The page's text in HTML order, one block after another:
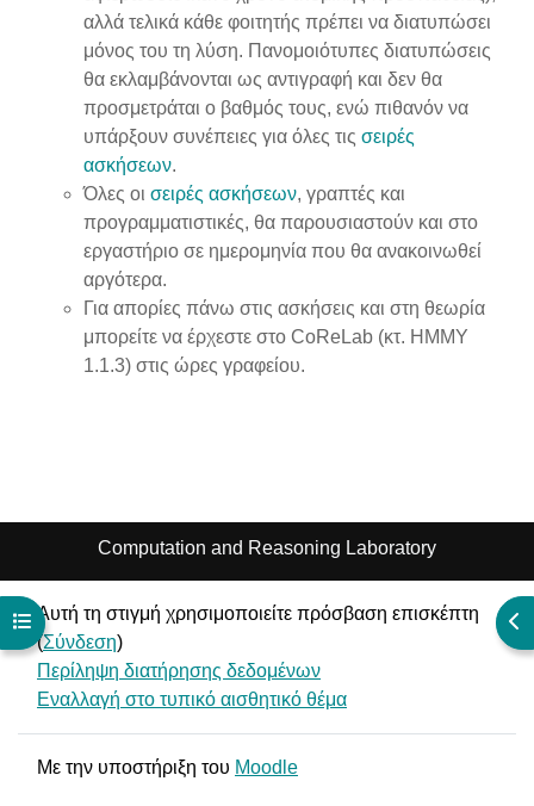
Άνοιγμα ευρετηρίου μαθήματος
αλλά τελικά κάθε φοιτητής πρέπει να διατυπώσει
μόνος του τη λύση. Πανομοιότυπες διατυπώσεις
θα εκλαμβάνονται ως αντιγραφή και δεν θα
προσμετράται ο βαθμός τους, ενώ πιθανόν να
υπάρξουν συνέπειες για όλες τις σειρές
ασκήσεων.
Όλες οι σειρές ασκήσεων, γραπτές και
προγραμματιστικές, θα παρουσιαστούν και στο
εργαστήριο σε ημερομηνία που θα ανακοινωθεί
αργότερα.
Για απορίες πάνω στις ασκήσεις και στη θεωρία
μπορείτε να έρχεστε στο CoReLab (κτ. ΗΜΜΥ
1.1.3) στις ώρες γραφείου.
Computation and Reasoning Laboratory
Αυτή τη στιγμή χρησιμοποιείτε πρόσβαση επισκέπτη
(Σύνδεση)
Περίληψη διατήρησης δεδομένων
Εναλλαγή στο τυπικό αισθητικό θέμα
Με την υποστήριξη του Moodle